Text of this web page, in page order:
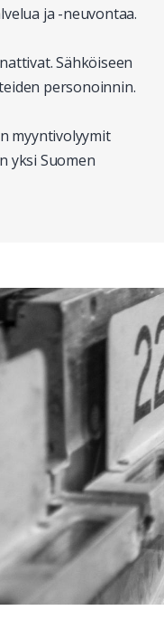
ja -neuvontaa.
Sähköiseen
personoinnin.
myyntivolyymit
yksi Suomen